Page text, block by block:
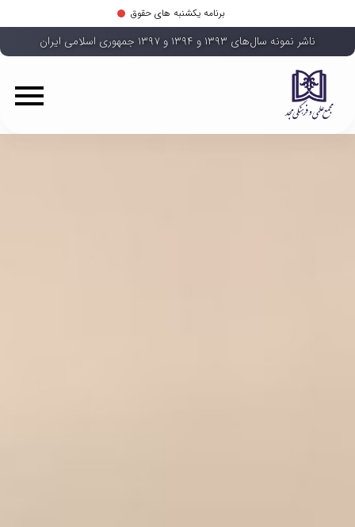
برنامه یکشنبه های حقوق
ناشر نمونه سال‌های ۱۳۹۳ و ۱۳۹۴ و ۱۳۹۷ جمهوری اسلامی ایران